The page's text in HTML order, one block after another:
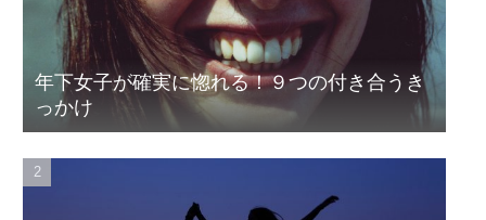
年下女子が確実に惚れる！９つの付き合うき
っかけ